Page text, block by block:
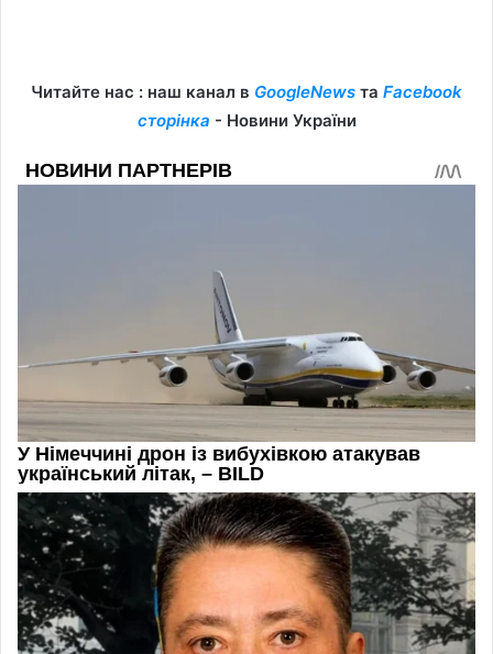
Читайте нас : наш канал в GoogleNews та Facebook
сторінка - Новини України